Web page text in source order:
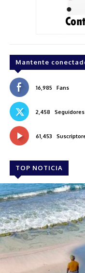
Mantente
16,985 Fans
2,458 Seguidores
61,453
TOP NOTICIA